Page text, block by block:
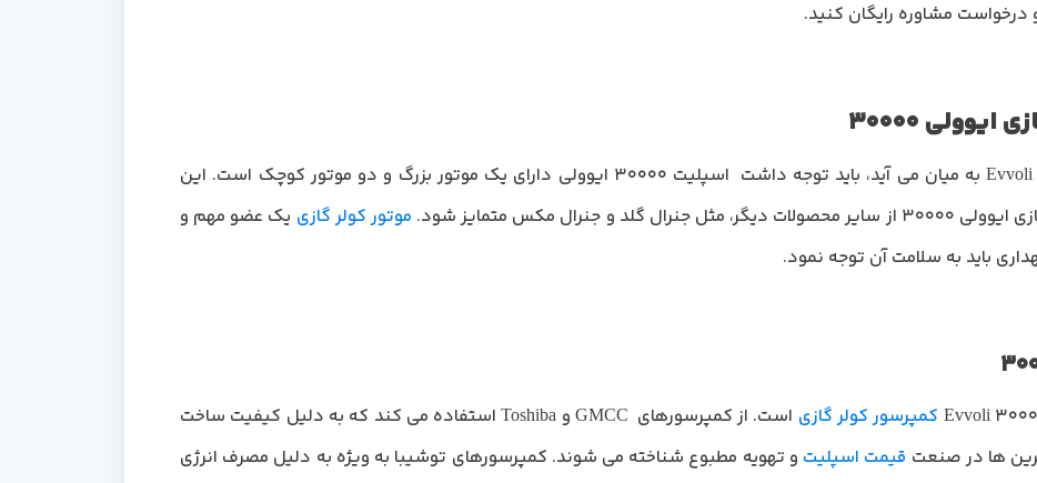
30000
زمانی که صحبت از کولر گازی Evvoli 30000 به میان می آید، باید توجه داشت اسپلیت 30000 ایوولی دارای یک موتور بزرگ و دو موتور کوچک است. این
جنرال مکس متمایز شود.
موتور کولر گازی یک عضو مهم و
باید به سلامت آن توجه نمود.
کمپرسور کولر گازی
است. از کمپرسورهای GMCC و Toshiba استفاده می کند که به دلیل کیفیت ساخت
ها در صنعت قیمت اسپلیت و تهویه مطبوع شناخته می شوند. کمپرسورهای توشیبا به ویژه به دلیل مصرف انرژی